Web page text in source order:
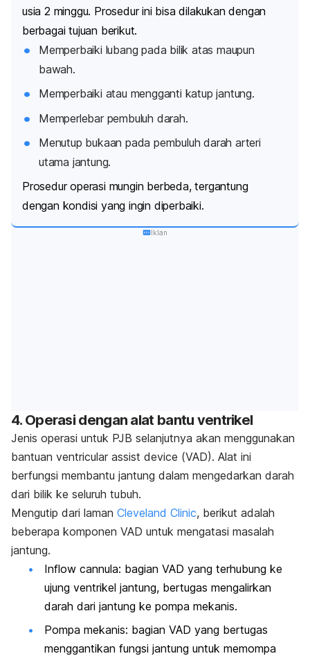
usia 2 minggu. Prosedur ini bisa dilakukan dengan
berbagai tujuan berikut.
Memperbaiki lubang pada bilik atas maupun
bawah.
Memperbaiki atau mengganti katup jantung.
Memperlebar pembuluh darah.
Menutup bukaan pada pembuluh darah arteri
utama jantung.
Prosedur operasi mungin berbeda, tergantung
dengan kondisi yang ingin diperbaiki.
Iklan
4. Operasi dengan alat bantu ventrikel
Jenis operasi untuk PJB selanjutnya akan menggunakan
bantuan ventricular assist device (VAD). Alat ini
berfungsi membantu jantung dalam mengedarkan darah
dari bilik ke seluruh tubuh.
Mengutip dari laman Cleveland Clinic, berikut adalah
beberapa komponen VAD untuk mengatasi masalah
jantung.
Inflow cannula: bagian VAD yang terhubung ke
ujung ventrikel jantung, bertugas mengalirkan
darah dari jantung ke pompa mekanis.
Pompa mekanis: bagian VAD yang bertugas
menggantikan fungsi jantung untuk memompa